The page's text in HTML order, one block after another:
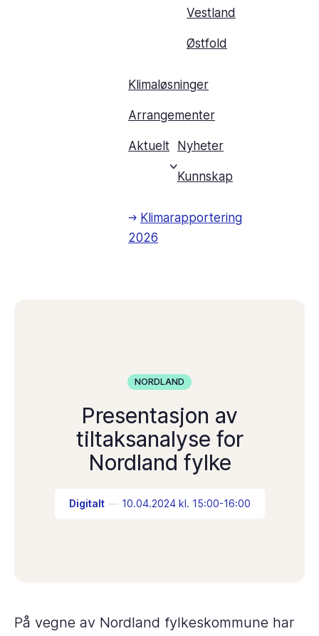
Vestland
Østfold
Klimaløsninger
Arrangementer
Aktuelt Nyheter
Kunnskap
Klimarapportering
2026
NORDLAND
Presentasjon av
tiltaksanalyse for
Nordland fylke
Digitalt 10.04.2024 kl. 15:00-16:00
På vegne av Nordland fylkeskommune har